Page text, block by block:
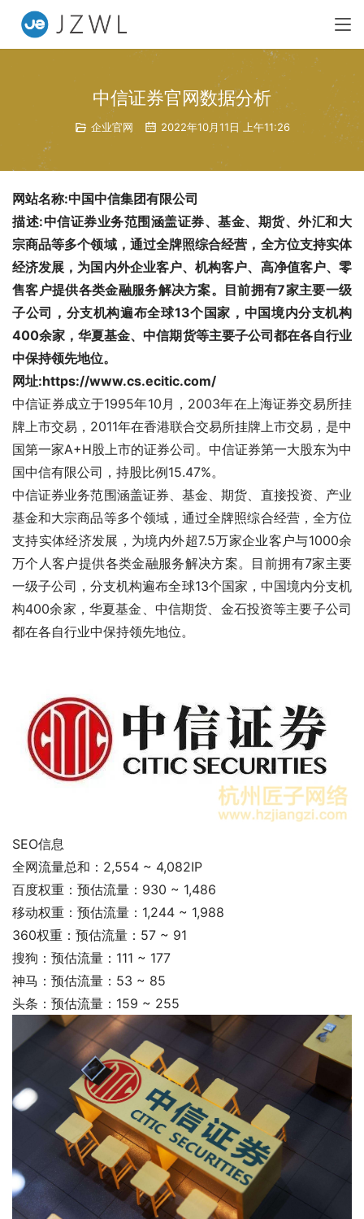
中信证券官网数据分析
企业官网 2022年10月11日 上午11:26
网站名称:中国中信集团有限公司
描述:中信证券业务范围涵盖证券、基金、期货、外汇和大
宗商品等多个领域，通过全牌照综合经营，全方位支持实体
经济发展，为国内外企业客户、机构客户、高净值客户、零
售客户提供各类金融服务解决方案。目前拥有7家主要一级
子公司，分支机构遍布全球13个国家，中国境内分支机构
400余家，华夏基金、中信期货等主要子公司都在各自行业
中保持领先地位。
网址:https://www.cs.ecitic.com/
中信证券成立于1995年10月，2003年在上海证券交易所挂
牌上市交易，2011年在香港联合交易所挂牌上市交易，是中
国第一家A+H股上市的证券公司。中信证券第一大股东为中
国中信有限公司，持股比例15.47%。
中信证券业务范围涵盖证券、基金、期货、直接投资、产业
基金和大宗商品等多个领域，通过全牌照综合经营，全方位
支持实体经济发展，为境内外超7.5万家企业客户与1000余
万个人客户提供各类金融服务解决方案。目前拥有7家主要
一级子公司，分支机构遍布全球13个国家，中国境内分支机
构400余家，华夏基金、中信期货、金石投资等主要子公司
都在各自行业中保持领先地位。
SEO信息
全网流量总和：2,554 ~ 4,082IP
百度权重：预估流量：930 ~ 1,486
移动权重：预估流量：1,244 ~ 1,988
360权重：预估流量：57 ~ 91
搜狗：预估流量：111 ~ 177
神马：预估流量：53 ~ 85
头条：预估流量：159 ~ 255